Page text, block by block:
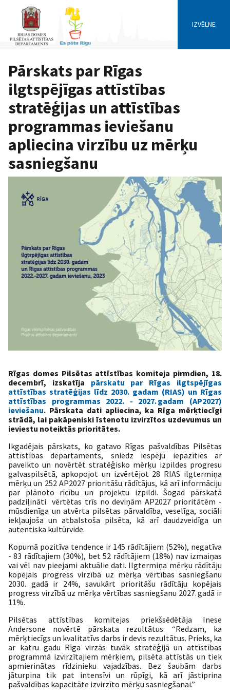
IZVĒLNE
Pārskats par Rīgas
ilgtspējīgas attīstības
stratēģijas un attīstības
programmas ieviešanu
apliecina virzību uz mērķu
sasniegšanu
Rīgas domes Pilsētas attīstības komiteja pirmdien, 18.
decembrī, izskatīja pārskatu par Rīgas ilgtspējīgas
attīstības stratēģijas līdz 2030. gadam (RIAS) un Rīgas
attīstības programmas 2022. - 2027. gadam (AP2027)
ieviešanu. Pārskata dati apliecina, ka Rīga mērķtiecīgi
strādā, lai pakāpeniski īstenotu izvirzītos uzdevumus un
ieviestu noteiktās prioritātes.
Ikgadējais pārskats, ko gatavo Rīgas pašvaldības Pilsētas
attīstības departaments, sniedz iespēju iepazīties ar
paveikto un novērtēt stratēģisko mērķu izpildes progresu
galvaspilsētā, apkopojot un izvērtējot 28 RIAS ilgtermiņa
mērķu un 252 AP2027 prioritāšu rādītājus, kā arī informāciju
par plānoto rīcību un projektu izpildi.Šogad pārskatā
padziļināti vērtētas trīs no deviņām AP2027 prioritātēm -
mūsdienīga un atvērta pilsētas pārvaldība, veselīga, sociāli
iekļaujoša un atbalstoša pilsēta, kā arī daudzveidīga un
autentiska kultūrvide.
Kopumā pozitīva tendence ir 145 rādītājiem (52%), negatīva
- 83 rādītajiem (30%), bet 52 rādītājiem (18%) nav izmaiņas
vai vēl nav pieejami aktuālie dati. Ilgtermiņa mērķu rādītāju
kopējais progress virzībā uz mērķa vērtības sasniegšanu
2030. gadā ir 24%, savukārt prioritāšu rādītāju kopējais
progress virzībā uz mērķa vērtības sasniegšanu 2027. gadā ir
11%.
Pilsētas attīstības komitejas priekšsēdētāja Inese
Andersone novērtē pārskata rezultātus: “Redzam, ka
mērķtiecīgs un kvalitatīvs darbs ir devis rezultātus. Prieks, ka
ar katru gadu Rīga virzās tuvāk stratēģijā un attīstības
programmā izvirzītajiem mērķiem, pilsēta attīstās un tiek
apmierinātas rīdzinieku vajadzības. Bez šaubām darbs
jāturpina tik pat intensīvi un rūpīgi, kā arī jāstiprina
pašvaldības kapacitāte izvirzīto mērķu sasniegšanai.”